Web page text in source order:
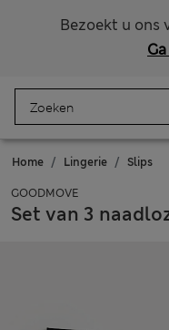
Bezoekt u ons
Home Lingerie Slips
GOODMOVE
Set van 3